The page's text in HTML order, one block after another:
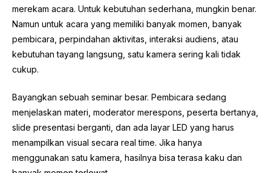
merekam acara. Untuk kebutuhan sederhana, mungkin benar.
Namun untuk acara yang memiliki banyak momen, banyak
pembicara, perpindahan aktivitas, interaksi audiens, atau
kebutuhan tayang langsung, satu kamera sering kali tidak
cukup.
Bayangkan sebuah seminar besar. Pembicara sedang
menjelaskan materi, moderator merespons, peserta bertanya,
slide presentasi berganti, dan ada layar LED yang harus
menampilkan visual secara real time. Jika hanya
menggunakan satu kamera, hasilnya bisa terasa kaku dan